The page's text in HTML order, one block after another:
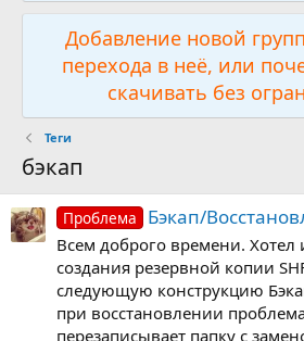
Добавление новой
перехода в неё, или
скачивать без
Теги
бэкап
Проблема Бэкап/
Всем доброго времени. Хотел
создания резервной копии
следующую конструкцию
при восстановлении
перезаписывает папку с